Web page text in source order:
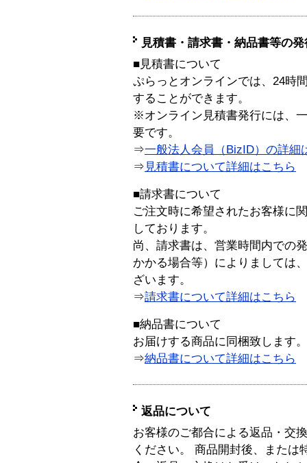
見積書・請求書・納品書等の
■見積書について
ぷらっとオンラインでは、24時
することができます。
※オンライン見積書発行には、
要です。
⇒一般法人会員（BizID）の詳細
⇒ 見積書について詳細はこちら
■請求書について
ご注文時に希望されたお客様に
しております。
尚、請求書は、営業時間内での
かかる場合等）によりましては
ざいます。
⇒請求書について詳細はこちら
■納品書について
お届けする商品に同梱致します。
⇒納品書について詳細はこちら
返品について
お客様のご都合による返品・交
ください。 商品開封後、または